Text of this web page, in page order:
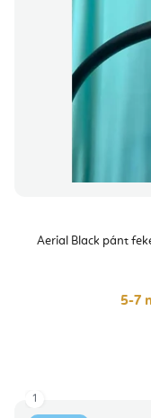
Aerial Black pánt
5-7
1